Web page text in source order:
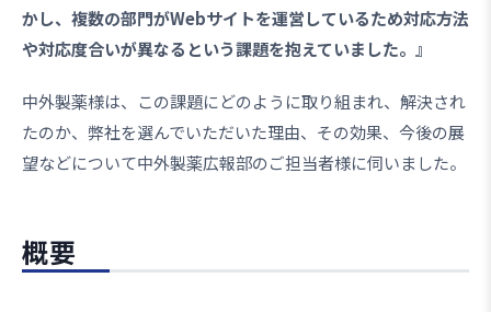
かし、複数の部門がWebサイトを運営しているため対応方法
や対応度合いが異なるという課題を抱えていました。』
中外製薬様は、この課題にどのように取り組まれ、解決され
たのか、弊社を選んでいただいた理由、その効果、今後の展
望などについて中外製薬広報部のご担当者様に伺いました。
概要